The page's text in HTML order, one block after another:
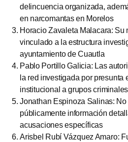
delincuencia organizada,
en narcomantas en Morelos
Horacio Zavaleta Malacara: Su
vinculado a la estructura
ayuntamiento de Cuautla
Pablo Portillo Galicia: Las
la red investigada por presunta
institucional a grupos criminales
Jonathan Espinoza Salinas:
públicamente información
acusaciones específicas
Arisbel Rubí Vázquez Amaro: